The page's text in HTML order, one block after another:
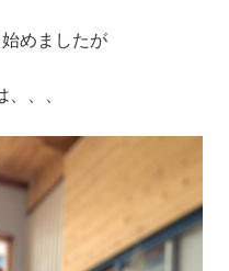
めましたが
、、